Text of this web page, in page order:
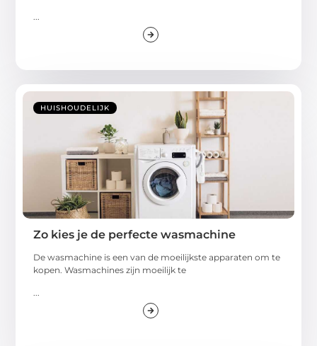
HUISHOUDELIJK
Zo kies je de perfecte wasmachine
De wasmachine is een van de moeilijkste apparaten om te
kopen. Wasmachines zijn moeilijk te